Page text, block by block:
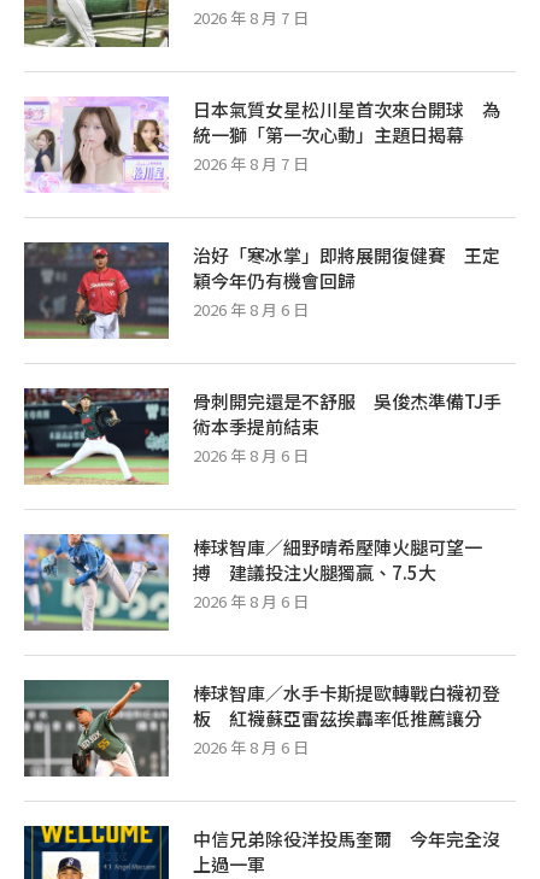
2026 年 8 月 7 日
日本氣質女星松川星首次來台開球 為
統一獅「第一次心動」主題日揭幕
2026 年 8 月 7 日
治好「寒冰掌」即將展開復健賽 王定
穎今年仍有機會回歸
2026 年 8 月 6 日
骨刺開完還是不舒服 吳俊杰準備TJ手
術本季提前結束
2026 年 8 月 6 日
棒球智庫／細野晴希壓陣火腿可望一
搏 建議投注火腿獨贏、7.5大
2026 年 8 月 6 日
棒球智庫／水手卡斯提歐轉戰白襪初登
板 紅襪蘇亞雷茲挨轟率低推薦讓分
2026 年 8 月 6 日
中信兄弟除役洋投馬奎爾 今年完全沒
上過一軍